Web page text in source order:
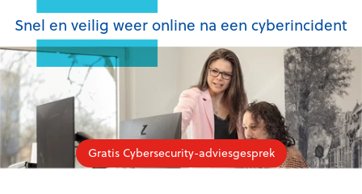
Snel en veilig weer online na een cyberincident
Gratis Cybersecurity-adviesgesprek